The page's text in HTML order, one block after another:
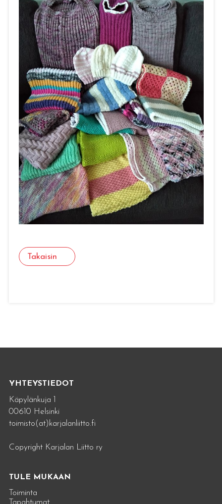
Takaisin
YHTEYSTIEDOT
Käpylänkuja 1
00610 Helsinki
toimisto(at)karjalanliitto.fi
Copyright Karjalan Liitto ry
TULE MUKAAN
Toiminta
Tapahtumat